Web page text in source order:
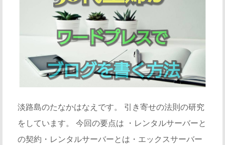
淡路島のたなかはなえです。 引き寄せの法則の研究
をしています。 今回の要点は ・レンタルサーバーと
の契約・レンタルサーバーとは・エックスサーバー